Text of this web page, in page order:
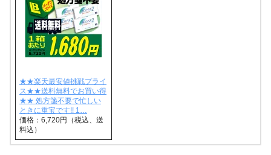
★★楽天最安値挑戦プライ
ス★★送料無料でお買い得
★★ 処方箋不要で忙しい
ときに重宝です!! 1…
価格：6,720円（税込、送
料込）